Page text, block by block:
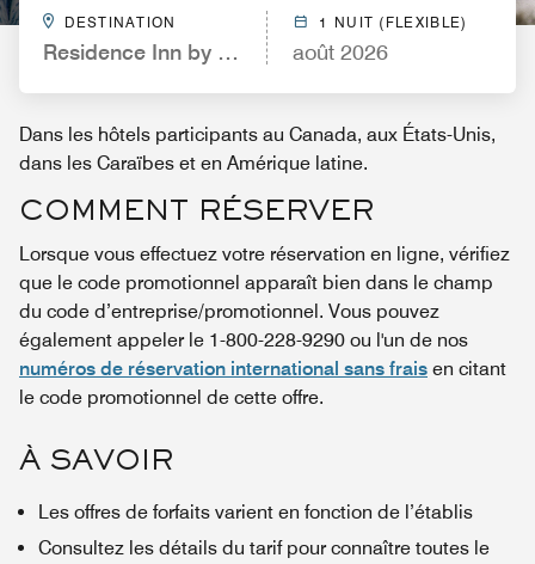
DESTINATION
Residence Inn by Marriott Orlando at Millenia
1 NUIT (FLEXIBLE)
août 2026
Dans les hôtels participants au Canada, aux États-Unis,
dans les Caraïbes et en Amérique latine.
COMMENT RÉSERVER
Lorsque vous effectuez votre réservation en ligne, vérifiez
que le code promotionnel apparaît bien dans le champ
du code d’entreprise/promotionnel. Vous pouvez
également appeler le 1-800-228-9290 ou l'un de nos
numéros de réservation international sans frais en citant
le code promotionnel de cette offre.
À SAVOIR
Les offres de forfaits varient en fonction de l’établis
Consultez les détails du tarif pour connaître toutes le